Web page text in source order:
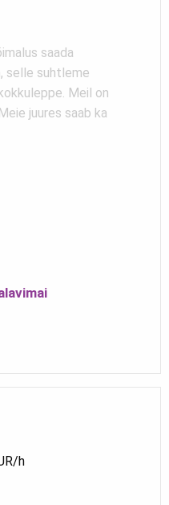
h
saada
selle suhtleme
Meil on
juures saab ka